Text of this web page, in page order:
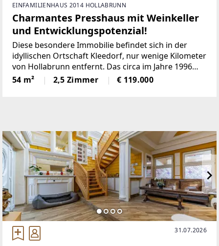
EINFAMILIENHAUS 2014 HOLLABRUNN
Charmantes Presshaus mit Weinkeller
und Entwicklungspotenzial!
Diese besondere Immobilie befindet sich in der
idyllischen Ortschaft Kleedorf, nur wenige Kilometer
von Hollabrunn entfernt. Das circa im Jahre 1996
erbaute Objekt bietet auf ca. 54 m² Wohn- und
Nutzfläche ausreichend Platz um dem
54 m² 2,5 Zimmer € 119.000
31.07.2026